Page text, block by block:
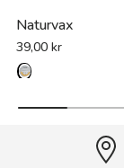
Naturvax
39,00 kr